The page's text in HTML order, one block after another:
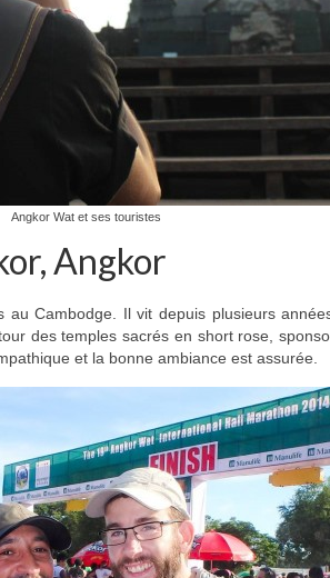
Angkor Wat et ses touristes
Angkor
Cambodge. Il vit depuis plusieurs
des temples sacrés en short rose,
et la bonne ambiance est assurée.